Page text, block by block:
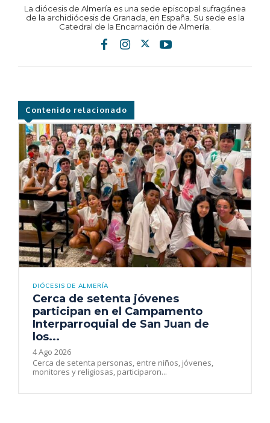
La diócesis de Almería es una sede episcopal sufragánea
de la archidiócesis de Granada, en España. Su sede es la
Catedral de la Encarnación de Almería.
Contenido relacionado
DIÓCESIS DE ALMERÍA
Cerca de setenta jóvenes
participan en el Campamento
Interparroquial de San Juan de
los...
4 Ago 2026
Cerca de setenta personas, entre niños, jóvenes,
monitores y religiosas, participaron...